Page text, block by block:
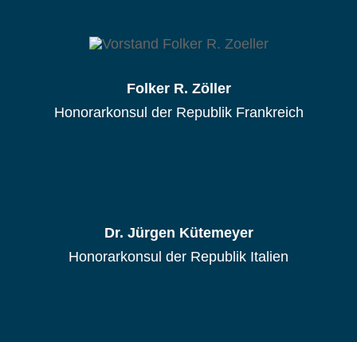
Folker R. Zöller
Honorarkonsul der Republik Frankreich
Dr. Jürgen Kütemeyer
Honorarkonsul der Republik Italien